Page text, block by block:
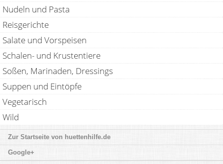
Nudeln und Pasta
Reisgerichte
Salate und Vorspeisen
Schalen- und Krustentiere
Soßen, Marinaden, Dressings
Suppen und Eintöpfe
Vegetarisch
Wild
huettenhilfe.de
Google+